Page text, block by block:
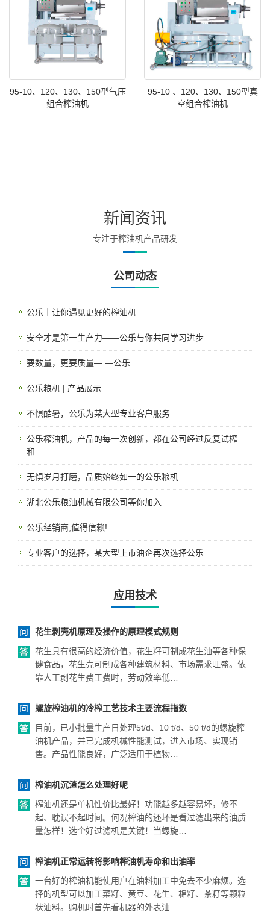
95-10、120、130、150型气压
组合榨油机
95-10 、120、130、150型真
空组合榨油机
新闻资讯
专注于榨油机产品研发
公司动态
公乐｜让你遇见更好的榨油机
安全才是第一生产力——公乐与你共同学习进步
要数量，更要质量— —公乐
公乐粮机 | 产品展示
不惧酷暑，公乐为某大型专业客户服务
公乐榨油机，产品的每一次创新，都在公司经过反复试榨
和…
无惧岁月打磨，品质始终如一的公乐粮机
湖北公乐粮油机械有限公司等你加入
公乐经销商,值得信赖!
专业客户的选择，某大型上市油企再次选择公乐
应用技术
花生剥壳机原理及操作的原理模式规则
花生具有很高的经济价值，花生籽可制成花生油等各种保
健食品，花生壳可制成各种建筑材料、市场需求旺盛。依
靠人工剥花生费工费时，劳动效率低…
螺旋榨油机的冷榨工艺技术主要流程指数
目前，已小批量生产日处理5t/d、10 t/d、50 t/d的螺旋榨
油机产品，并已完成机械性能测试，进入市场、实现销
售。产品性能良好，广泛适用于植物…
榨油机沉渣怎么处理好呢
榨油机还是单机性价比最好！功能越多越容易坏，修不
起、耽误不起时间。何况榨油的还坏是看过滤出来的油质
量怎样！选个好过滤机是关键！当螺旋…
榨油机正常运转将影响榨油机寿命和出油率
一台好的榨油机能使用户在油料加工中免去不少麻烦。选
择的机型可以加工菜籽、黄豆、花生、棉籽、茶籽等颗粒
状油料。购机时首先看机器的外表油…